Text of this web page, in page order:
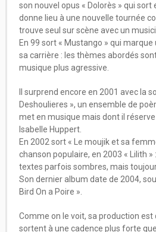
son nouvel opus « Dolorès » qui
donne lieu à une nouvelle tournée
trouve seul sur scène avec un
En 99 sort « Mustango » qui
sa carrière : les thèmes abordés
musique plus agressive.
Il surprend encore en 2001 avec la
Deshoulieres », un ensemble de
met en musique mais dont il
Isabelle Huppert.
En 2002 sort « Le moujik et sa
chanson populaire, en 2003 « Lilith
textes parfois sombres, mais
Son dernier album date de 2004,
Bird On a Poire ».
Comme on le voit, sa production est
sortent à une cadence plus forte